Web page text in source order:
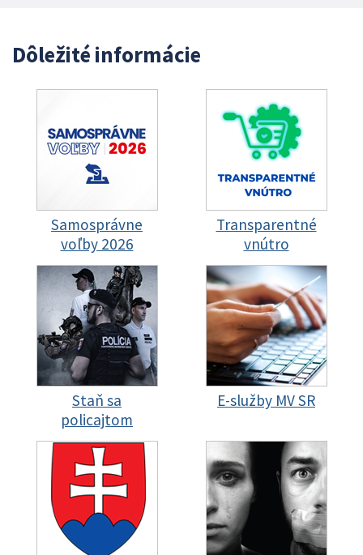
Dôležité informácie
Samosprávne
voľby 2026
Transparentné
vnútro
Staň sa
policajtom
E-služby MV SR